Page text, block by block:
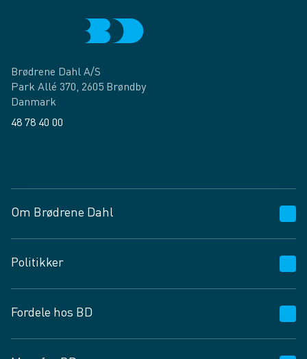
Brødrene Dahl A/S
Park Allé 370, 2605 Brøndby
Danmark
48 78 40 00
Om Brødrene Dahl
Vagttelefon 30 10 89 89
Spørgsmål og svar
Job og karriere
Fødevarekontrolrapport
Politikker
Privatlivspolitik
Cookies
Fordele hos BD